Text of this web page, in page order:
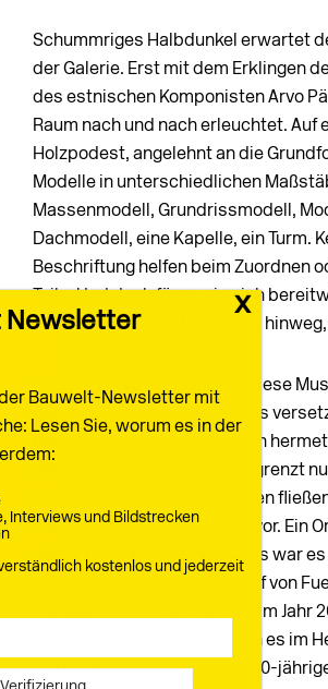
Schummriges Halbdunkel erwartet
der Galerie. Erst mit dem Erklingen
des estnischen Komponisten Arvo
Raum nach und nach erleuchtet.
Holzpodest, angelehnt an die
Modelle in unterschiedlichen
Massenmodell, Grundrissmodell,
Dachmodell, eine Kapelle, ein Turm.
Beschriftung helfen beim Zuordnen
Teile. Und doch fügen sie sich
unterschiedlichen Maßstäbe hinweg,
Man hört Arvo Pärts Musik, diese
des In-die-Weite-Schwebens
Ort in einem Kiefernwald, kein
Gebäude, in dem Räume, begrenzt
Holzwände, zwischen Bäumen
wiederum Arvo Pärts Musik vor. Ein
Musik die Bühne bereitet. Das war
und überzeugt hat im Entwurf von
Sobejano beim Wettbewerb im Jahr
Überprüfen können wird man es im
im Rahmen der Feiern zum 100-